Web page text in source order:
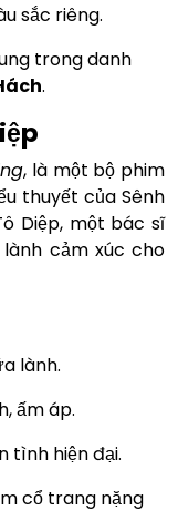
sắc riêng.
trong danh
.
, là một bộ phim
thuyết của Sênh
Diệp, một bác sĩ
cảm xúc cho
lành.
ấm áp.
tình hiện đại.
cổ trang nặng